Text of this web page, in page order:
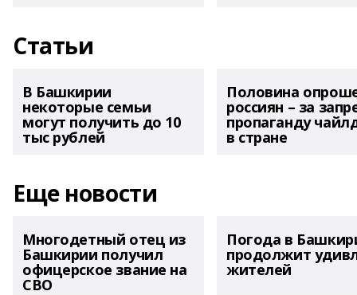
Статьи
В Башкирии
некоторые семьи
могут получить до 10
тыс рублей
Половина
россиян – за
пропаганду
в стране
Еще новости
Многодетный отец из
Башкирии получил
офицерское звание на
СВО
Погода в
продолжит
жителей